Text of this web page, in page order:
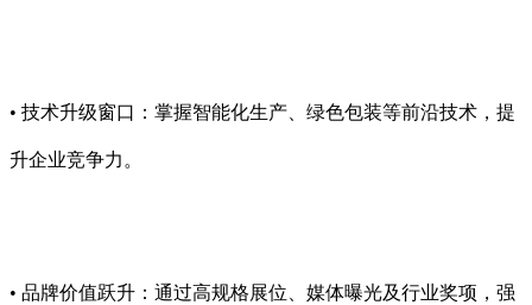
• 技术升级窗口：掌握智能化生产、绿色包装等前沿技术，提
升企业竞争力。
• 品牌价值跃升：通过高规格展位、媒体曝光及行业奖项，强